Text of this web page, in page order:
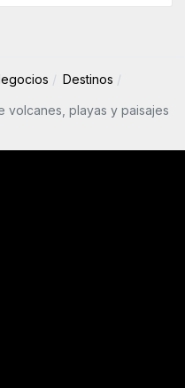
Destinos
volcanes, playas y paisajes